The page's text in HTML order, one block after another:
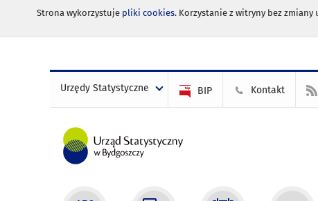
Strona wykorzystuje pliki cookies. Korzystanie z witryny bez zmiany
Urzędy Statystyczne BIP Kontakt